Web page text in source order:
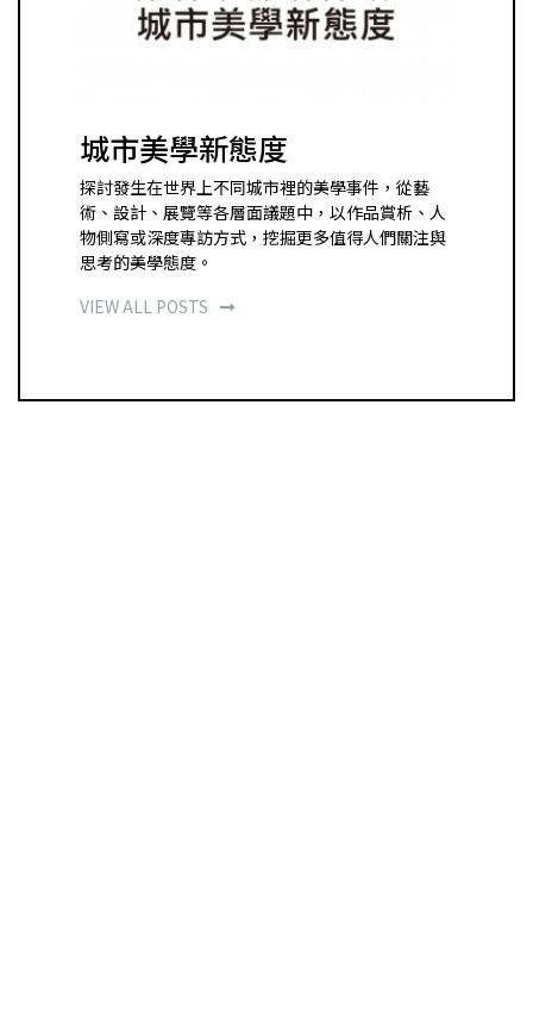
城市美學新態度
探討發生在世界上不同城市裡的美學事件，從藝
術、設計、展覽等各層面議題中，以作品賞析、人
物側寫或深度專訪方式，挖掘更多值得人們關注與
思考的美學態度。
VIEW ALL POSTS